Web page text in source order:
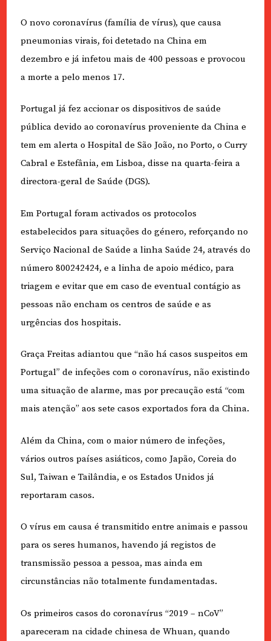
O novo coronavírus (família de vírus), que causa
pneumonias virais, foi detetado na China em
dezembro e já infetou mais de 400 pessoas e provocou
a morte a pelo menos 17.
Portugal já fez accionar os dispositivos de saúde
pública devido ao coronavírus proveniente da China e
tem em alerta o Hospital de São João, no Porto, o Curry
Cabral e Estefânia, em Lisboa, disse na quarta-feira a
directora-geral de Saúde (DGS).
Em Portugal foram activados os protocolos
estabelecidos para situações do género, reforçando no
Serviço Nacional de Saúde a linha Saúde 24, através do
número 800242424, e a linha de apoio médico, para
triagem e evitar que em caso de eventual contágio as
pessoas não encham os centros de saúde e as
urgências dos hospitais.
Graça Freitas adiantou que “não há casos suspeitos em
Portugal” de infeções com o coronavírus, não existindo
uma situação de alarme, mas por precaução está “com
mais atenção” aos sete casos exportados fora da China.
Além da China, com o maior número de infeções,
vários outros países asiáticos, como Japão, Coreia do
Sul, Taiwan e Tailândia, e os Estados Unidos já
reportaram casos.
O vírus em causa é transmitido entre animais e passou
para os seres humanos, havendo já registos de
transmissão pessoa a pessoa, mas ainda em
circunstâncias não totalmente fundamentadas.
Os primeiros casos do coronavírus “2019 – nCoV”
apareceram na cidade chinesa de Whuan, quando